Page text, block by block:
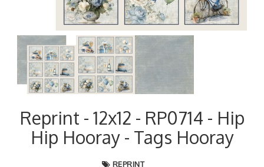
Reprint - 12x12 - RP0714 - Hip
Hip Hooray - Tags Hooray
REPRINT